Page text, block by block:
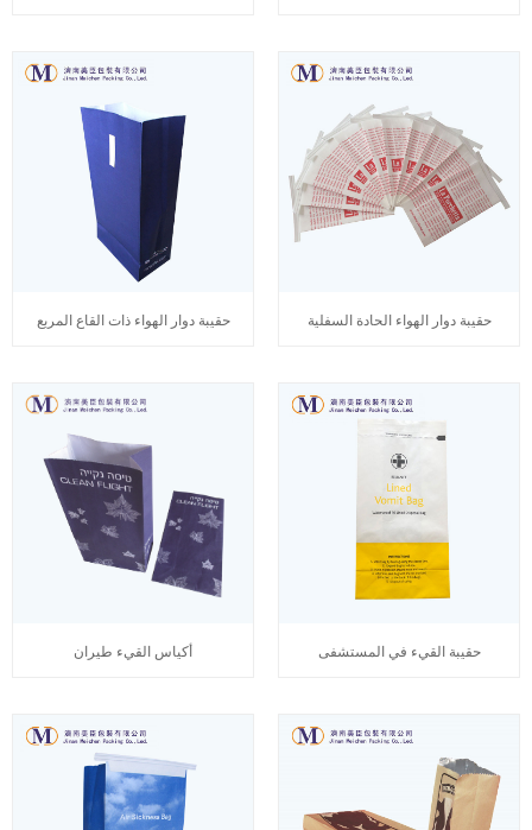
حقيبة دوار الهواء الحادة السفلية حقيبة دوار الهواء ذات القاع المربع
حقيبة القيء في المستشفى أكياس القيء طيران